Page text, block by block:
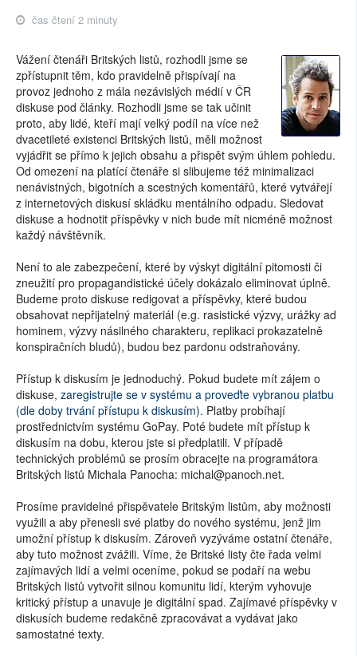
čas čtení 2 minuty
Vážení čtenáři Britských listů, rozhodli jsme se
zpřístupnit těm, kdo pravidelně přispívají na
provoz jednoho z mála nezávislých médií v ČR
diskuse pod články. Rozhodli jsme se tak učinit
proto, aby lidé, kteří mají velký podíl na více než
dvacetileté existenci Britských listů, měli možnost
vyjádřit se přímo k jejich obsahu a přispět svým úhlem pohledu.
Od omezení na platící čtenáře si slibujeme též minimalizaci
nenávistných, bigotních a scestných komentářů, které vytvářejí
z internetových diskusí skládku mentálního odpadu. Sledovat
diskuse a hodnotit příspěvky v nich bude mít nicméně možnost
každý návštěvník.
Není to ale zabezpečení, které by výskyt digitální pitomosti či
zneužití pro propagandistické účely dokázalo eliminovat úplně.
Budeme proto diskuse redigovat a příspěvky, které budou
obsahovat nepřijatelný materiál (e.g. rasistické výzvy, urážky ad
hominem, výzvy násilného charakteru, replikaci prokazatelně
konspiračních bludů), budou bez pardonu odstraňovány.
Přístup k diskusím je jednoduchý. Pokud budete mít zájem o
diskuse, zaregistrujte se v systému a proveďte vybranou platbu
(dle doby trvání přístupu k diskusím). Platby probíhají
prostřednictvím systému GoPay. Poté budete mít přístup k
diskusím na dobu, kterou jste si předplatili. V případě
technických problémů se prosím obracejte na programátora
Britských listů Michala Panocha: michal@panoch.net.
Prosíme pravidelné přispěvatele Britským listům, aby možnosti
využili a aby přenesli své platby do nového systému, jenž jim
umožní přístup k diskusím. Zároveň vyzýváme ostatní čtenáře,
aby tuto možnost zvážili. Víme, že Britské listy čte řada velmi
zajímavých lidí a velmi oceníme, pokud se podaří na webu
Britských listů vytvořit silnou komunitu lidí, kterým vyhovuje
kritický přístup a unavuje je digitální spad. Zajímavé příspěvky v
diskusích budeme redakčně zpracovávat a vydávat jako
samostatné texty.